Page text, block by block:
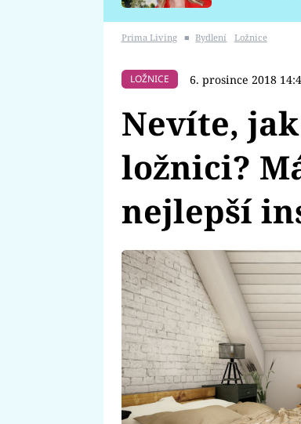
Prima Living ■ Bydlení Ložnice
LOŽNICE 6. prosince 2018
Nevíte,
ložnici?
nejlepší